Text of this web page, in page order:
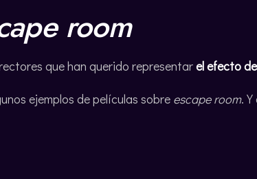
room
que han querido representarel efecto
ejemplos de películas sobre escape room.